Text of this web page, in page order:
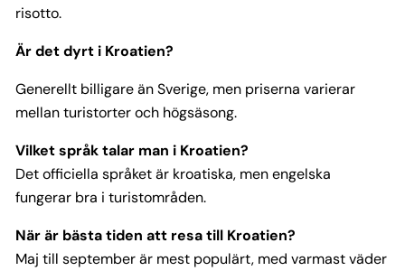
risotto.
Är det dyrt i Kroatien?
Generellt billigare än Sverige, men priserna varierar
mellan turistorter och högsäsong.
Vilket språk talar man i Kroatien?
Det officiella språket är kroatiska, men engelska
fungerar bra i turistområden.
När är bästa tiden att resa till Kroatien?
Maj till september är mest populärt, med varmast väder